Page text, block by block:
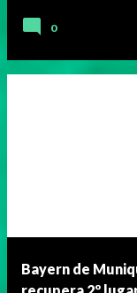
0
Bayern de